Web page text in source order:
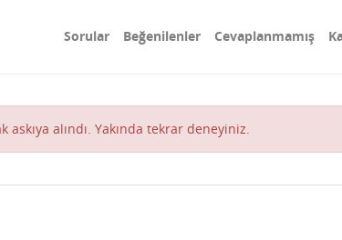
Sorular Beğenilenler Cevaplanmamış
askıya alındı. Yakında tekrar deneyiniz.